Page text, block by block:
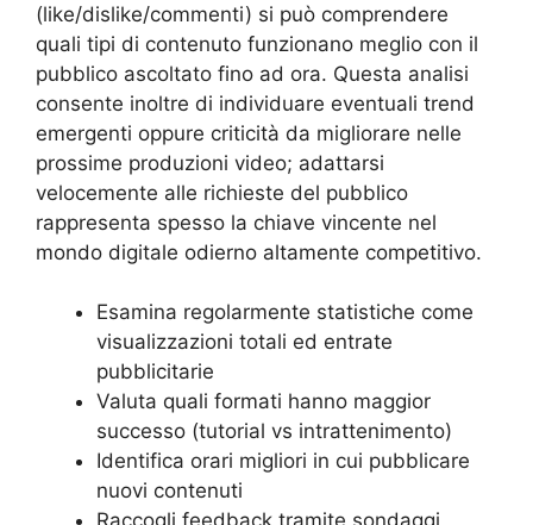
(like/dislike/commenti) si può comprendere
quali tipi di contenuto funzionano meglio con il
pubblico ascoltato fino ad ora. Questa analisi
consente inoltre di individuare eventuali trend
emergenti oppure criticità da migliorare nelle
prossime produzioni video; adattarsi
velocemente alle richieste del pubblico
rappresenta spesso la chiave vincente nel
mondo digitale odierno altamente competitivo.
Esamina regolarmente statistiche come
visualizzazioni totali ed entrate
pubblicitarie
Valuta quali formati hanno maggior
successo (tutorial vs intrattenimento)
Identifica orari migliori in cui pubblicare
nuovi contenuti